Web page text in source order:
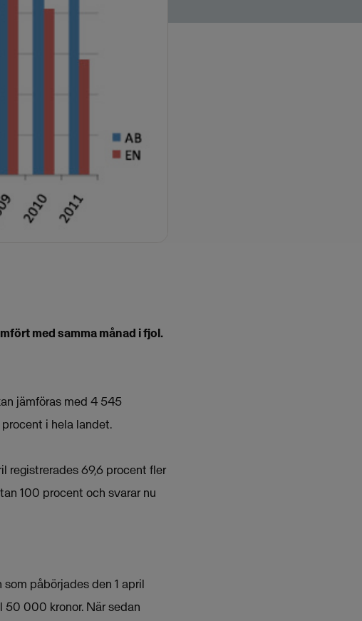
med samma månad i fjol.
jämföras med 4 545
i hela landet.
registrerades 69,6 procent fler
100 procent och svarar nu
påbörjades den 1 april
000 kronor. När sedan